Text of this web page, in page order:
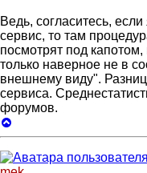
Ведь, согласитесь,
сервис, то там
посмотрят под
только наверное не в
внешнему виду".
сервиса.
форумов.
к
началу